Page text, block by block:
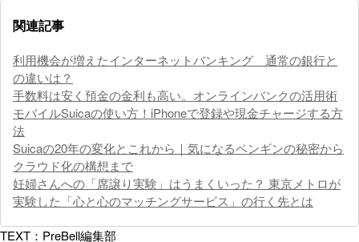
関連記事
利用機会が増えたインターネットバンキング 通常の銀行と
の違いは？
手数料は安く預金の金利も高い。オンラインバンクの活用術
モバイルSuicaの使い方！iPhoneで登録や現金チャージする方
法
Suicaの20年の変化とこれから｜気になるペンギンの秘密から
クラウド化の構想まで
妊婦さんへの「席譲り実験」はうまくいった？ 東京メトロが
実験した「心と心のマッチングサービス」の行く先とは
TEXT：PreBell編集部